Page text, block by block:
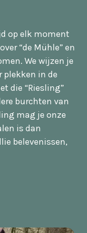
op elk moment
“de Mühle” en
We wijzen je
plekken in de
die “Riesling”
burchten van
mag je onze
is dan
belevenissen,